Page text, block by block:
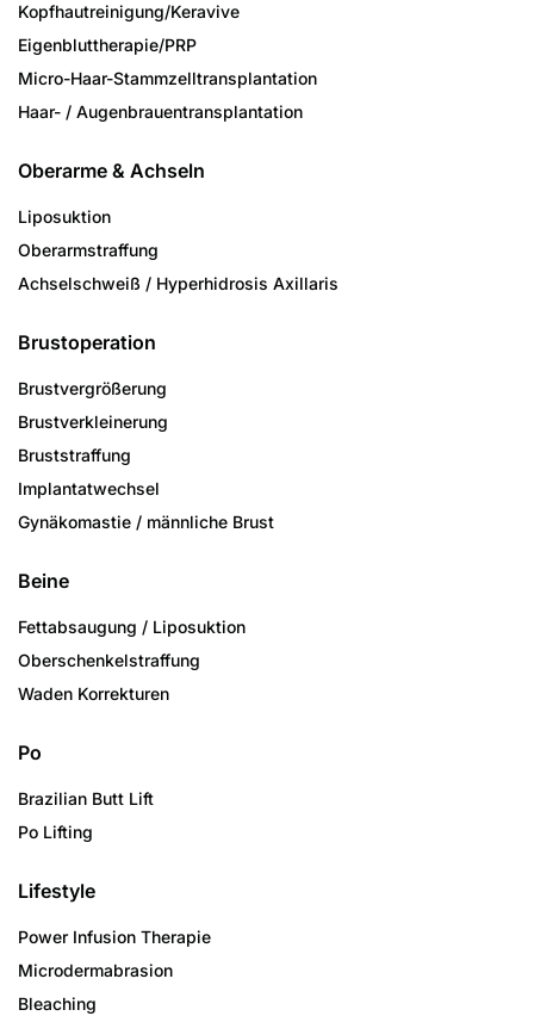
Kopfhautreinigung/­Keravive
Eigenbluttherapie/PRP
Micro-Haar-Stammzell­transplantation
Haar- / Augenbrauen­transplantation
Oberarme & Achseln
Liposuktion
Oberarmstraffung
Achselschweiß / Hyperhidrosis Axillaris
Brustoperation
Brustvergrößerung
Brustverkleinerung
Bruststraffung
Implantatwechsel
Gynäkomastie / männliche Brust
Beine
Fettabsaugung / Liposuktion
Oberschenkelstraffung
Waden Korrekturen
Po
Brazilian Butt Lift
Po Lifting
Lifestyle
Power Infusion Therapie
Microdermabrasion
Bleaching